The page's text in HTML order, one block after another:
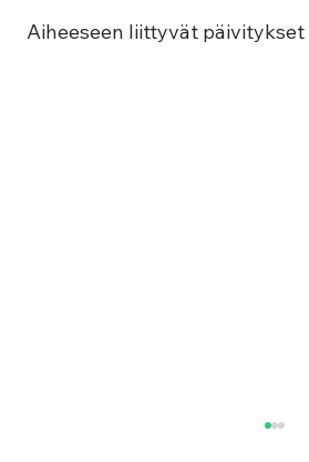
Aiheeseen liittyvät päivitykset